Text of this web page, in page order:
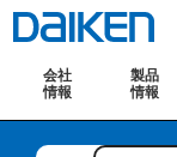
会社
情報
製品
情報